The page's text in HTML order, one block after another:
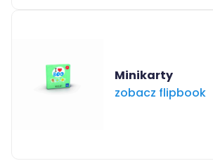
Minikarty
zobacz flipbook